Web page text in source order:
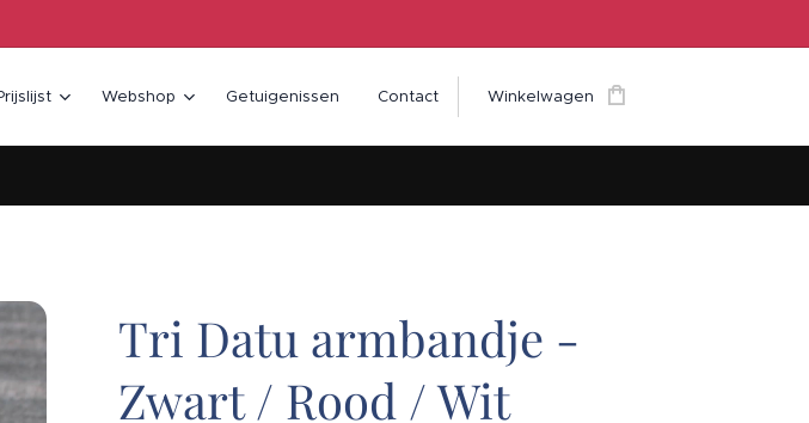
Webshop Getuigenissen Contact Winkelwagen
Tri Datu armbandje -
Zwart / Rood / Wit